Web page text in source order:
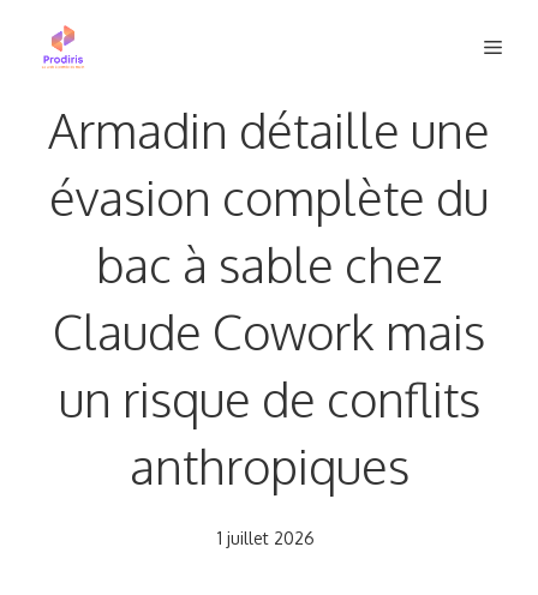
Armadin détaille une
évasion complète du
bac à sable chez
Claude Cowork mais
un risque de conflits
anthropiques
1 juillet 2026